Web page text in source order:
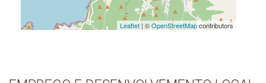
Leaflet| ©OpenStreetMapcontributors